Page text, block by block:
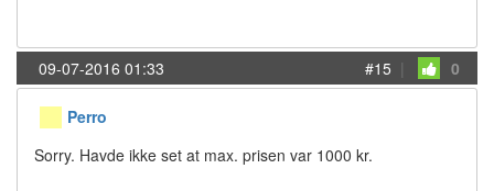
09-07-2016 01:33 #15 | 0
Perro
Sorry. Havde ikke set at max. prisen var 1000 kr.